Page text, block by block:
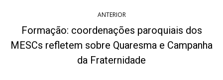
de
post:
ANTERIOR
Post
anterior:
Formação: coordenações paroquiais dos
MESCs refletem sobre Quaresma e Campanha
da Fraternidade